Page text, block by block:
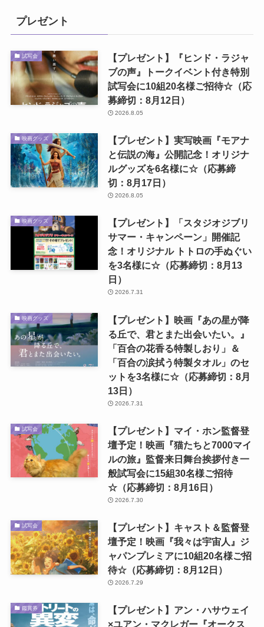
プレゼント
試写会
【プレゼント】『ヒンド・ラジャ
ブの声』トークイベント付き特別
試写会に10組20名様ご招待☆（応
募締切：8月12日）
2026.8.05
映画グッズ
【プレゼント】実写映画『モアナ
と伝説の海』公開記念！オリジナ
ルグッズを6名様に☆（応募締
切：8月17日）
2026.8.05
映画グッズ
【プレゼント】「スタジオジブリ
サマー・キャンペーン」開催記
念！オリジナル トトロの手ぬぐい
を3名様に☆（応募締切：8月13
日）
2026.7.31
映画グッズ
【プレゼント】映画『あの星が降
る丘で、君とまた出会いたい。』
「百合の花香る特製しおり」＆
「百合の涙拭う特製タオル」のセ
ットを3名様に☆（応募締切：8月
13日）
2026.7.31
試写会
【プレゼント】マイ・ホン監督登
壇予定！映画『猫たちと7000マイ
ルの旅』監督来日舞台挨拶付き一
般試写会に15組30名様ご招待
☆（応募締切：8月16日）
2026.7.30
試写会
【プレゼント】キャスト＆監督登
壇予定！映画『我々は宇宙人』ジ
ャパンプレミアに10組20名様ご招
待☆（応募締切：8月12日）
2026.7.29
鑑賞券
【プレゼント】アン・ハサウェイ
×ユアン・マクレガー『オークス